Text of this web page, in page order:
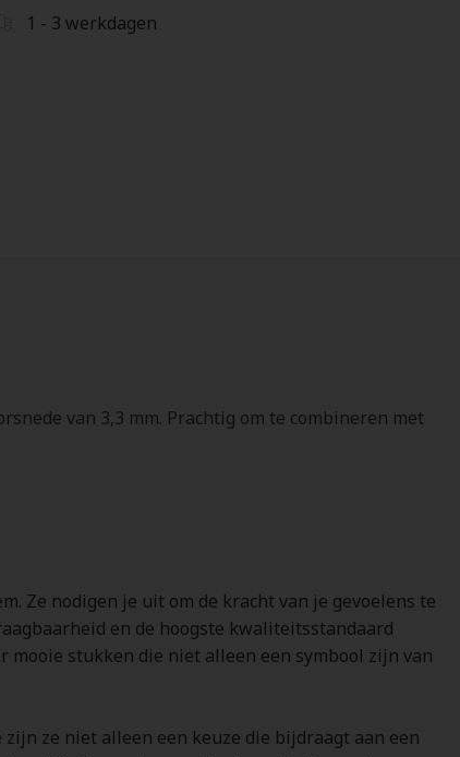
1 - 3 werkdagen
van 3,3 mm. Prachtig om te combineren met
Ze nodigen je uit om de kracht van je gevoelens te
en de hoogste kwaliteitsstandaard
mooie stukken die niet alleen een symbool zijn van
ze niet alleen een keuze die bijdraagt aan een